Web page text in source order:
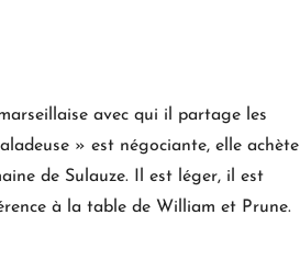
avec qui il partage les
» est négociante, elle achète
de Sulauze. Il est léger, il est
à la table de William et Prune.